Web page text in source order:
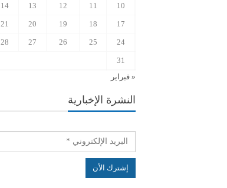
10
11
12
13
14
17
18
19
20
21
24
25
26
27
28
31
« فبراير
النشرة الإخبارية